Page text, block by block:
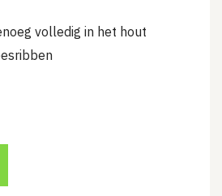
volledig in het hout